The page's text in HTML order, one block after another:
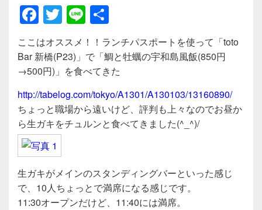
F
a
c
e
b
o
o
k
T
wi
tt
er
Li
n
e
有
ここはオススメ！！ランチパスポートを使って「toto
Bar 新橋(P23)」で「鯛と牡蠣の宇和島風飯(850円
→500円)」を食べてきた
http://tabelog.com/tokyo/A1301/A130103/13160890/
ちょっと職場から遠いけど、評判も上々なのでお昼か
ら生ガキをチュルンと食べてきました(^_^)/
生ガキがメインのスタンディングバーといった感じ
で、10人ちょっとで満席になる感じです。
11:30オープンだけど、11:40には満席。